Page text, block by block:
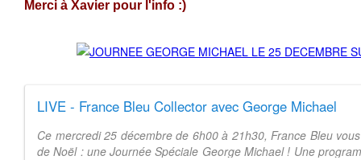
Merci à Xavier pour l'info :)
LIVE - France Bleu Collector avec George Michael
Ce mercredi 25 décembre de 6h00 à 21h30, France Bleu
de Noël : une Journée Spéciale George Michael ! Une